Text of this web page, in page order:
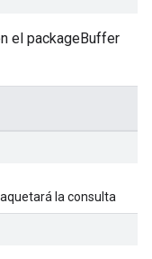
el packageBuffer
la consulta